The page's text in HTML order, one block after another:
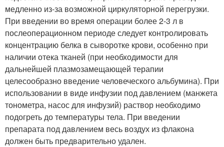
медленно из-за возможной циркуляторной перегрузки.
При введении во время операции более 2-3 л в
послеоперационном периоде следует контролировать
концентрацию белка в сыворотке крови, особенно при
наличии отека тканей (при необходимости для
дальнейшей плазмозамещающей терапии
целесообразно введение человеческого альбумина). При
использовании в виде инфузии под давлением (манжета
тонометра, насос для инфузий) раствор необходимо
подогреть до температуры тела. При введении
препарата под давлением весь воздух из флакона
должен быть предварительно удален.